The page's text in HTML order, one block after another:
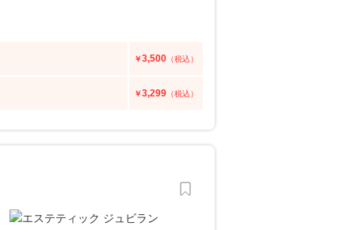
￥3,500 （税込）
￥3,299 （税込）